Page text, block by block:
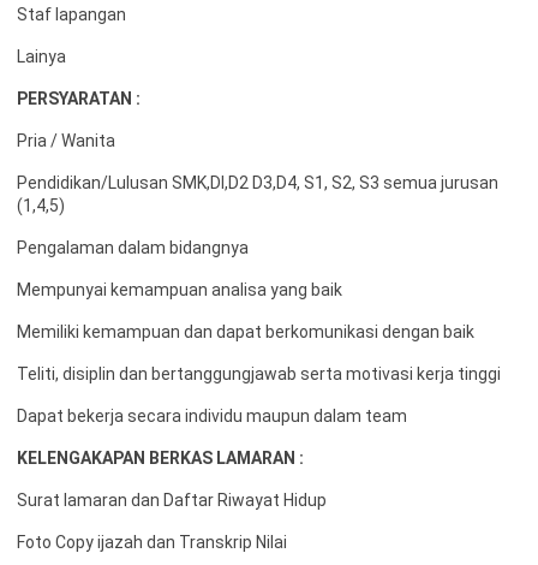
Staf lapangan
Lainya
PERSYARATAN :
Pria / Wanita
Pendidikan/Lulusan SMK,DI,D2 D3,D4, S1, S2, S3 semua jurusan
(1,4,5)
Pengalaman dalam bidangnya
Mempunyai kemampuan analisa yang baik
Memiliki kemampuan dan dapat berkomunikasi dengan baik
Teliti, disiplin dan bertanggungjawab serta motivasi kerja tinggi
Dapat bekerja secara individu maupun dalam team
KELENGAKAPAN BERKAS LAMARAN :
Surat lamaran dan Daftar Riwayat Hidup
Foto Copy ijazah dan Transkrip Nilai